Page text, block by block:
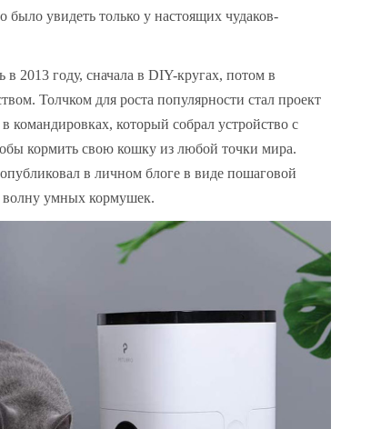
было увидеть только у настоящих чудаков-
2013 году, сначала в DIY-кругах, потом в
Толчком для роста популярности стал проект
командировках, который собрал устройство с
кормить свою кошку из любой точки мира.
в личном блоге в виде пошаговой
волну умных кормушек.